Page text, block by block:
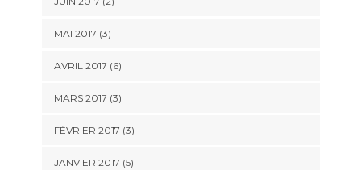
MAI 2017 (3)
AVRIL 2017 (6)
MARS 2017 (3)
FÉVRIER 2017 (3)
JANVIER 2017 (5)